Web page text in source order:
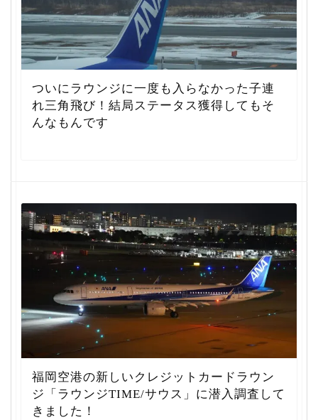
ついにラウンジに一度も入らなかった子連
れ三角飛び！結局ステータス獲得してもそ
んなもんです
福岡空港の新しいクレジットカードラウン
ジ「ラウンジTIME/サウス」に潜入調査して
きました！